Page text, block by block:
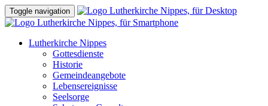
Toggle navigation
Lutherkirche Nippes
Gottesdienste
Historie
Gemeindeangebote
Lebensereignisse
Seelsorge